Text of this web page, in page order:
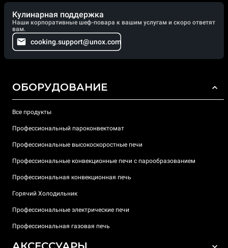
Кулинарная поддержка
Наши корпоративные шеф-повара к вашим услугам и скоро ответят
вам.
cooking.support@unox.com
ОБОРУДОВАНИЕ
Все продукты
Профессиональный пароконвектомат
Профессиональные высокоскоростные печи
Профессиональные конвекционные печи с парообразованием
Профессиональная конвекционная печь
Горячий Холодильник
Профессиональные электрические печи
Профессиональная газовая печь